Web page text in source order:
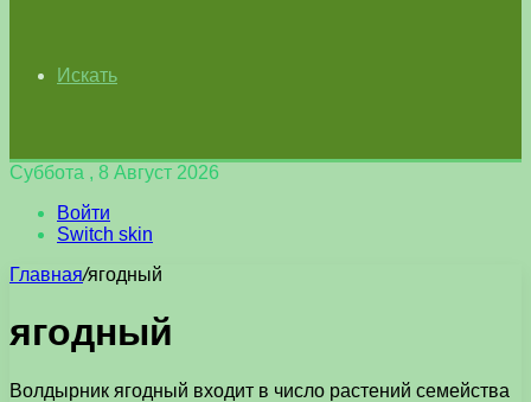
Искать
Суббота , 8 Август 2026
Войти
Switch skin
Главная/ягодный
ягодный
Волдырник ягодный входит в число растений семейства